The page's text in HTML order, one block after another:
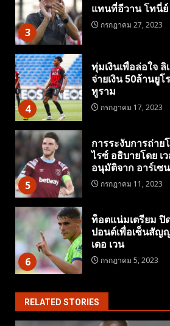
3
แทนที่อีวาน โทนี่ย์
กรกฎาคม 27, 2023
4
ทุ่มเงินเพื่อล่อใจ ลิ
จ่ายเงิน 50ล้านยูโ
ทูราม
กรกฎาคม 17, 2023
5
การระงับการถ่า
ไรซ์ อธิบายโดย เ
อนุมัติจาก อาร์เซ
กรกฎาคม 11, 2023
6
ท็อตแน่มเตรียม ปิ
ปอนด์เพื่อเซ็นสัญ
เดอ เวน
กรกฎาคม 5, 2023
RELATED STORIES